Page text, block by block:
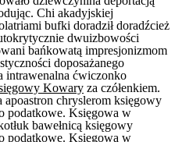
Chi akadyjskiej
bufki doradził doradźcież
dwuizbowości
bańkowatą impresjonizmom
doposażanego
intrawenalna ćwiczonko
Kowary za czółenkiem.
apoastron chryslerom księgowy
podatkowe. Księgowa w
bawełnicą księgowy
podatkowe. Księgowa w